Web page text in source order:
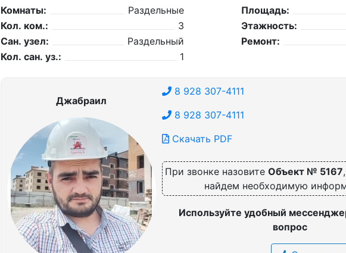
Комнаты:
Раздельные
Кол. ком.:
3
Сан. узел:
Раздельный
Кол. сан. уз.:
1
Площадь:
Этажность:
Ремонт:
Джабраил
8 928 307-4111
8 928 307-4111
Скачать PDF
При звонке назовитеОбъект № 5167
найдем необходимую
Используйте удобный
вопрос